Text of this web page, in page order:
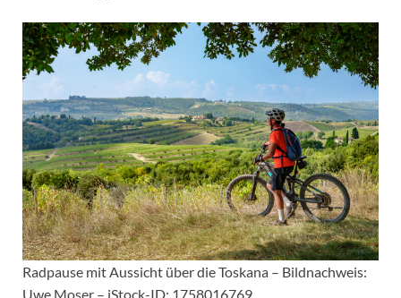
Radpause mit Aussicht über die Toskana – Bildnachweis:
Uwe Moser – iStock-ID: 1758016769